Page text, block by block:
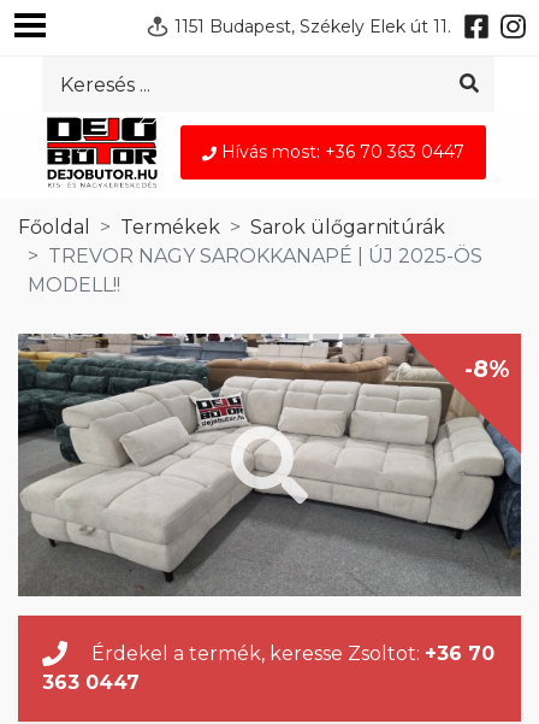
1151 Budapest, Székely Elek út 11.
Hívás most: +36 70 363 0447
Főoldal Termékek
Sarok ülőgarnitúrák
TREVOR NAGY SAROKKANAPÉ | ÚJ 2025-ÖS
MODELL!!
-8%
Érdekel a termék, keresse Zsoltot: +36 70
363 0447